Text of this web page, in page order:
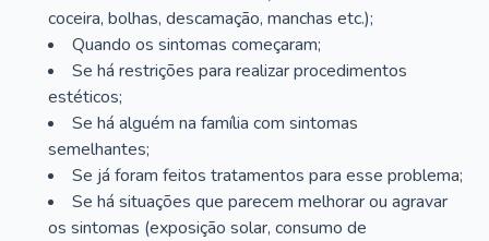
coceira, bolhas, descamação, manchas etc.);
Quando os sintomas começaram;
Se há restrições para realizar procedimentos
estéticos;
Se há alguém na família com sintomas
semelhantes;
Se já foram feitos tratamentos para esse problema;
Se há situações que parecem melhorar ou agravar
os sintomas (exposição solar, consumo de